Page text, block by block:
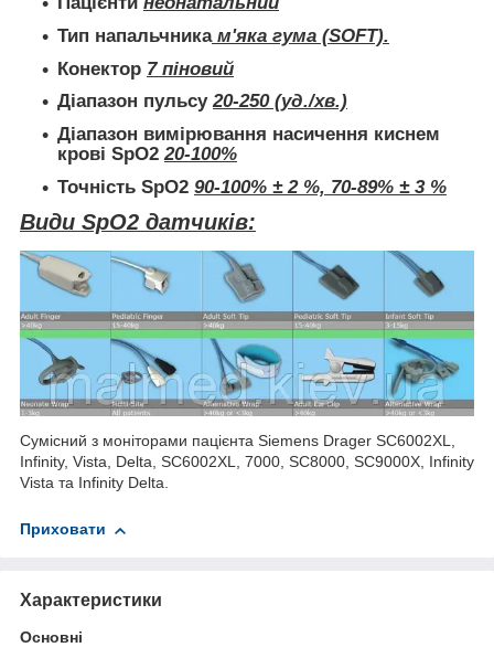
Тип напальчникам'яка гума (SOFT).
Конектор 7 піновий
Діапазон пульсу20-250 (уд./хв.)
Діапазон вимірювання насичення киснем
крові SpO220-100%
Точність SpO2 90-100% ± 2 %, 70-89% ± 3 %
Види SpO2 датчиків:
Сумісний з моніторами пацієнта Siemens Drager SC6002XL,
Infinity, Vista, Delta, SC6002XL, 7000, SC8000, SC9000X, Infinity
Vista та Infinity Delta.
Приховати
Характеристики
Основні